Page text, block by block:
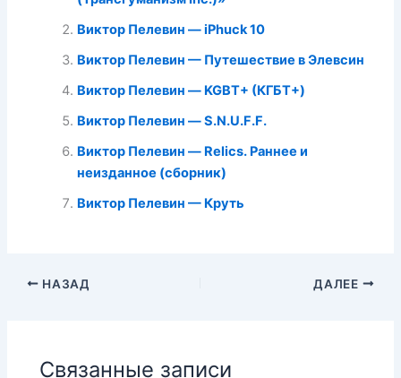
Виктор Пелевин — iPhuck 10
Виктор Пелевин — Путешествие в Элевсин
Виктор Пелевин — KGBT+ (КГБТ+)
Виктор Пелевин — S.N.U.F.F.
Виктор Пелевин — Relics. Раннее и
неизданное (сборник)
Виктор Пелевин — Круть
НАЗАД ДАЛЕЕ
Связанные записи